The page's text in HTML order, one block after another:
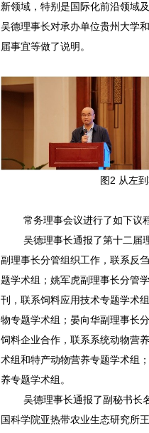
新领域，特别是国际化前沿领域
吴德理事长对承办单位贵州大学
届事宜等做了说明。
图2 从左
常务理事会议进行了如下议
吴德理事长通报了第十二届
副理事长分管组织工作，联系反
题学术组；姚军虎副理事长分管
刊，联系饲料应用技术专题学术
物专题学术组；晏向华副理事长
饲料企业合作，联系系统动物营
术组和特产动物营养专题学术组
养专题学术组。
吴德理事长通报了副秘书长
国科学院亚热带农业生态研究所